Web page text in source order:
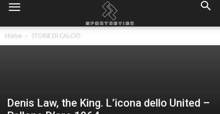
Home STORIE DI CALCIO
Denis Law, the King. L’icona dello United –